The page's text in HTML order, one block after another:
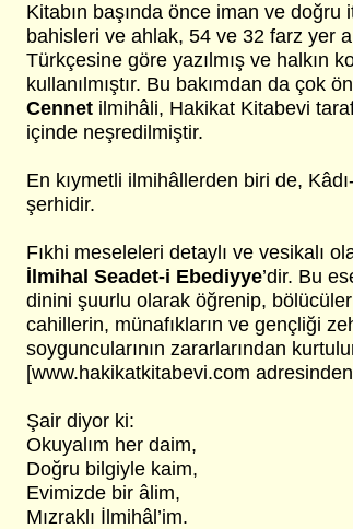
Kitabın başında önce iman ve
bahisleri ve ahlak, 54 ve 32 farz yer
Türkçesine göre yazılmış ve halkın
kullanılmıştır. Bu bakımdan da çok
Cennet ilmihâli, Hakikat Kitabevi
içinde neşredilmiştir.
En kıymetli ilmihâllerden biri de,
şerhidir.
Fıkhi meseleleri detaylı ve vesikalı
İlmihal Seadet-i Ebediyye’dir. Bu
dinini şuurlu olarak öğrenip,
cahillerin, münafıkların ve gençliği
soyguncularının zararlarından
[www.hakikatkitabevi.com
Şair diyor ki:
Okuyalım her daim,
Doğru bilgiyle kaim,
Evimizde bir âlim,
Mızraklı İlmihâl’im.